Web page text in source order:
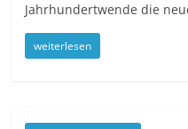
Jahrhundertwende die
weiterlesen